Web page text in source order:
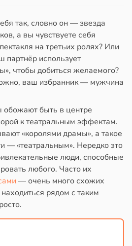
так, словно он — звезда
а вы чувствуете себя
на третьих ролях? Или
партнёр использует
чтобы добиться желаемого?
ваш избранник — мужчина
быть в центре
к театральным эффектам.
«королями драмы», а такое
— «театральным». Нередко это
люди, способные
любого. Часто их
— очень много схожих
рядом с таким